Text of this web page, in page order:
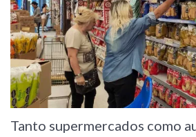
Tanto supermercados como